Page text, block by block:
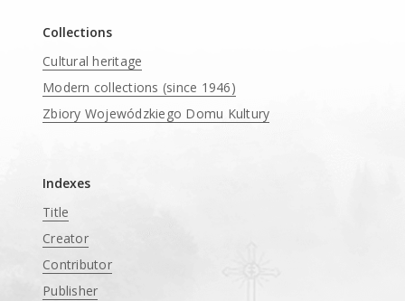
Collections
Cultural heritage
Modern collections (since 1946)
Zbiory Wojewódzkiego Domu Kultury
Indexes
Title
Creator
Contributor
Publisher